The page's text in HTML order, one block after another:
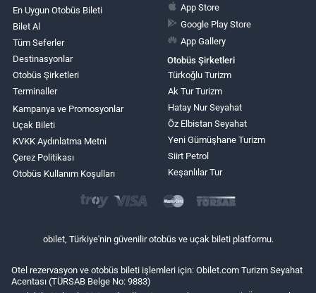
En Uygun Otobüs Bileti
Bilet Al
Tüm Seferler
Destinasyonlar
Otobüs Şirketleri
Terminaller
Kampanya ve Promosyonlar
Uçak Bileti
KVKK Aydınlatma Metni
Çerez Politikası
Otobüs Kullanım Koşulları
App Store
Google Play Store
App Gallery
Otobüs Şirketleri
Türkoğlu Turizm
Ak Tur Turizm
Hatay Nur Seyahat
Öz Elbistan Seyahat
Yeni Gümüşhane Turizm
Siirt Petrol
Keşanlılar Tur
obilet, Türkiye'nin güvenilir otobüs ve uçak bileti platformu.
Otel rezervasyon ve otobüs bileti işlemleri için: Obilet.com Turizm Seyahat
Acentası (TÜRSAB Belge No: 9883)